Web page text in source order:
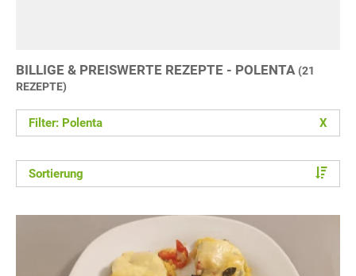
BILLIGE & PREISWERTE REZEPTE - POLENTA (21
REZEPTE)
Filter: Polenta X
Sortierung